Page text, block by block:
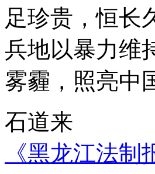
足珍贵，恒长
兵地以暴力维
雾霾，照亮中
石道来
《黑龙江法